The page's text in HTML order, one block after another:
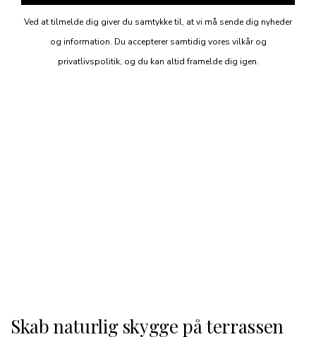
Ved at tilmelde dig giver du samtykke til, at vi må sende dig nyheder
og information. Du accepterer samtidig vores vilkår og
privatlivspolitik, og du kan altid framelde dig igen.
Skab naturlig skygge på terrassen